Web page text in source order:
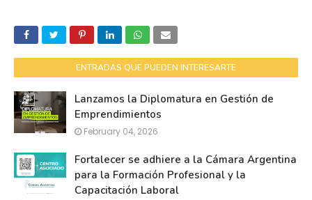
ENTRADAS QUE PUEDEN INTERESARTE
Lanzamos la Diplomatura en Gestión de
Emprendimientos
February 04, 2026
Fortalecer se adhiere a la Cámara Argentina
para la Formación Profesional y la
Capacitación Laboral